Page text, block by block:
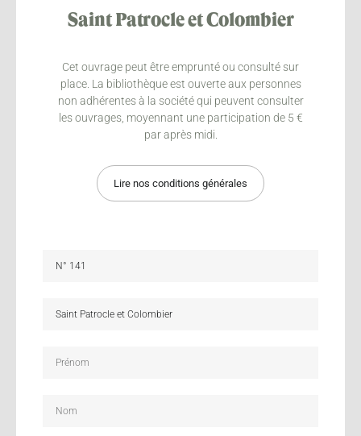
Saint Patrocle et Colombier
Cet ouvrage peut être emprunté ou consulté sur
place. La bibliothèque est ouverte aux personnes
non adhérentes à la société qui peuvent consulter
les ouvrages, moyennant une participation de 5 €
par après midi.
Lire nos conditions générales